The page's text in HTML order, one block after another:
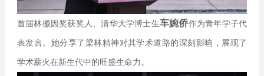
首届林徽因奖获奖人、清华大学博士生车婉侨作为青年学子代
表发言。她分享了梁林精神对其学术道路的深刻影响，展现了
学术薪火在新生代中的旺盛生命力。